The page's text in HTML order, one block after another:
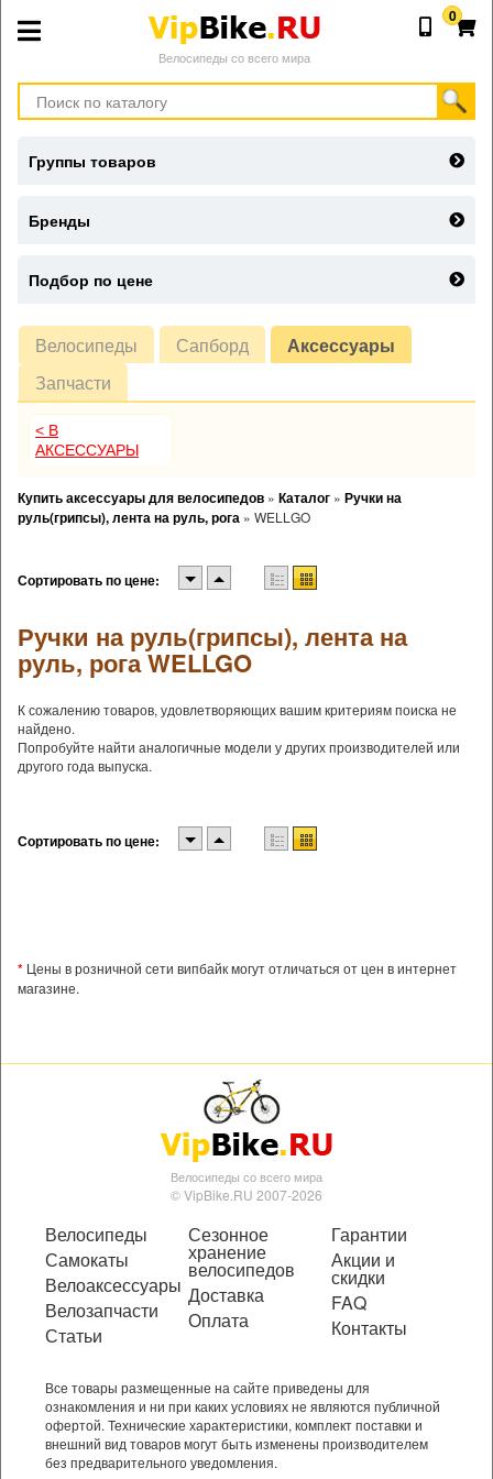
Велосипеды со всего мира
0
Велосипеды Сапборд
Аксессуары
Запчасти
< В
АКСЕССУАРЫ
Купить аксессуары для велосипедов » Каталог » Ручки на
руль(грипсы), лента на руль, рога » WELLGO
Сортировать по цене:
Ручки на руль(грипсы), лента на
руль, рога WELLGO
К сожалению товаров, удовлетворяющих вашим критериям поиска не
найдено.
Попробуйте найти аналогичные модели у других производителей или
другого года выпуска.
Сортировать по цене:
* Цены в розничной сети випбайк могут отличаться от цен в интернет
магазине.
Группы товаров
Бренды
Подбор по цене
Велосипеды со всего мира
© VipBike.RU 2007-2026
Велосипеды
Самокаты
Велоаксессуары
Велозапчасти
Статьи
Сезонное
хранение
велосипедов
Доставка
Оплата
Гарантии
Акции и
скидки
FAQ
Контакты
Все товары размещенные на сайте приведены для
ознакомления и ни при каких условиях не являются публичной
офертой. Технические характеристики, комплект поставки и
внешний вид товаров могут быть изменены производителем
без предварительного уведомления.